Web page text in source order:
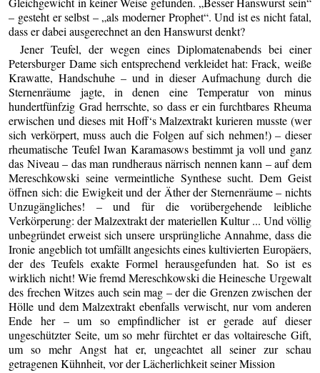
– gesteht er selbst – „als moderner Prophet“. Und ist es nicht fatal,
dass er dabei ausgerechnet an den Hanswurst denkt?
Jener Teufel, der wegen eines Diplomatenabends bei einer
Petersburger Dame sich entsprechend verkleidet hat: Frack, weiße
Krawatte, Handschuhe – und in dieser Aufmachung durch die
Sternenräume jagte, in denen eine Temperatur von minus
hundertfünfzig Grad herrschte, so dass er ein furchtbares Rheuma
erwischen und dieses mit Hoff‘s Malzextrakt kurieren musste (wer
sich verkörpert, muss auch die Folgen auf sich nehmen!) – dieser
rheumatische Teufel Iwan Karamasows bestimmt ja voll und ganz
das Niveau – das man rundheraus närrisch nennen kann – auf dem
Mereschkowski seine vermeintliche Synthese sucht. Dem Geist
öffnen sich: die Ewigkeit und der Äther der Sternenräume – nichts
Unzugängliches! – und für die vorübergehende leibliche
Verkörperung: der Malzextrakt der materiellen Kultur ... Und völlig
unbegründet erweist sich unsere ursprüngliche Annahme, dass die
Ironie angeblich tot umfällt angesichts eines kultivierten Europäers,
der des Teufels exakte Formel herausgefunden hat. So ist es
wirklich nicht! Wie fremd Mereschkowski die Heinesche Urgewalt
des frechen Witzes auch sein mag – der die Grenzen zwischen der
Hölle und dem Malzextrakt ebenfalls verwischt, nur vom anderen
Ende her – um so empfindlicher ist er gerade auf dieser
ungeschützter Seite, um so mehr fürchtet er das voltairesche Gift,
um so mehr Angst hat er, ungeachtet all seiner zur schau
getragenen Kühnheit, vor der Lächerlichkeit seiner Mission